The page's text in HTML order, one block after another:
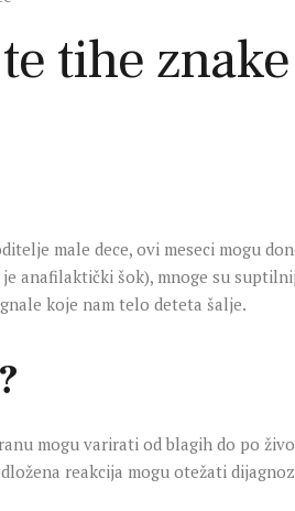
tihe znake
male dece, ovi meseci mogu
anafilaktički šok), mnoge su
koje nam telo deteta šalje.
mogu varirati od blagih do po
reakcija mogu otežati